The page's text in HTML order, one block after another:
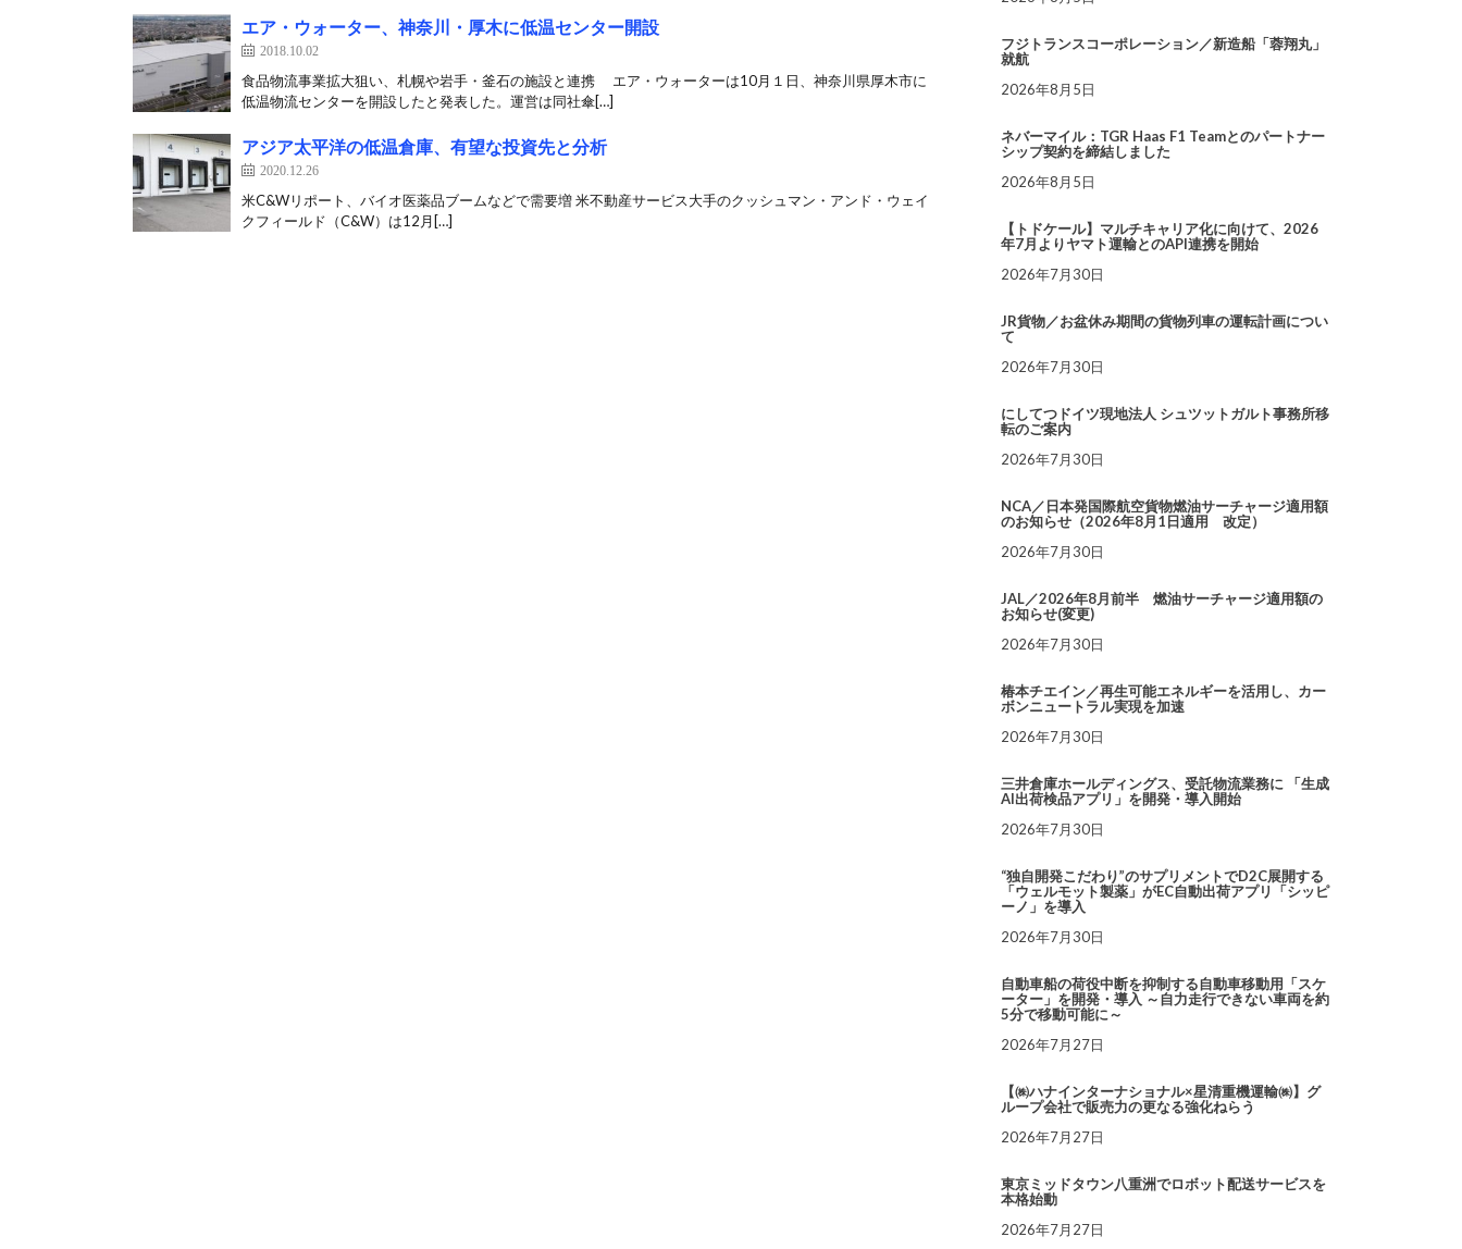
エア・ウォーター、神奈川・厚木に低温センター開設
2018.10.02
食品物流事業拡大狙い、札幌や岩手・釜石の施設と連携 エア・ウォーターは10月１日、神奈川県厚木市に
低温物流センターを開設したと発表した。運営は同社傘[…]
アジア太平洋の低温倉庫、有望な投資先と分析
2020.12.26
米C&Wリポート、バイオ医薬品ブームなどで需要増 米不動産サービス大手のクッシュマン・アンド・ウェイ
クフィールド（C&W）は12月[…]
フジトランスコーポレーション／新造船「蓉翔丸」
就航
2026年8月5日
ネバーマイル：TGR Haas F1 Teamとのパートナー
シップ契約を締結しました
2026年8月5日
【トドケール】マルチキャリア化に向けて、2026
年7月よりヤマト運輸とのAPI連携を開始
2026年7月30日
JR貨物／お盆休み期間の貨物列車の運転計画につい
て
2026年7月30日
にしてつドイツ現地法人 シュツットガルト事務所移
転のご案内
2026年7月30日
NCA／日本発国際航空貨物燃油サーチャージ適用額
のお知らせ（2026年8月1日適用 改定）
2026年7月30日
JAL／2026年8月前半 燃油サーチャージ適用額の
お知らせ(変更)
2026年7月30日
椿本チエイン／再生可能エネルギーを活用し、カー
ボンニュートラル実現を加速
2026年7月30日
三井倉庫ホールディングス、受託物流業務に 「生成
AI出荷検品アプリ」を開発・導入開始
2026年7月30日
“独自開発こだわり”のサプリメントでD2C展開する
「ウェルモット製薬」がEC自動出荷アプリ「シッピ
ーノ」を導入
2026年7月30日
自動車船の荷役中断を抑制する自動車移動用「スケ
ーター」を開発・導入 ～自力走行できない車両を約
5分で移動可能に～
2026年7月27日
【㈱ハナインターナショナル×星清重機運輸㈱】グ
ループ会社で販売力の更なる強化ねらう
2026年7月27日
東京ミッドタウン八重洲でロボット配送サービスを
本格始動
2026年7月27日